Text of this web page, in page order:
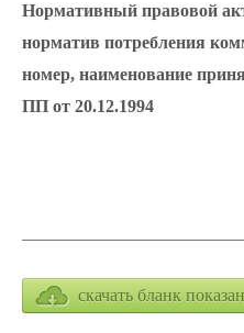
Нормативный правовой
норматив потребления
номер, наименование
ПП от 20.12.1994
скачать бланк